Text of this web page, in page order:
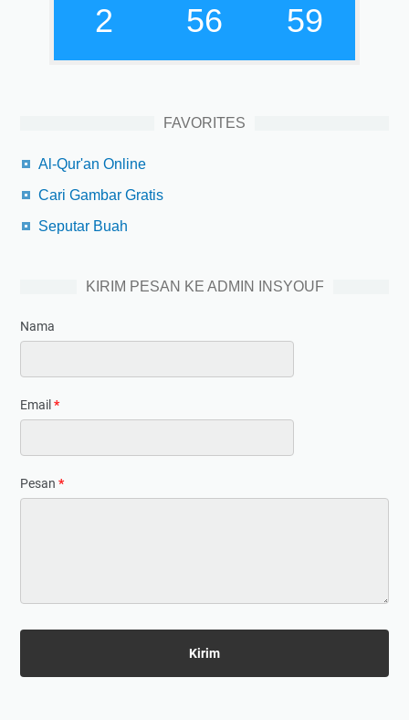
2 57 0
FAVORITES
Al-Qur'an Online
Cari Gambar Gratis
Seputar Buah
KIRIM PESAN KE ADMIN INSYOUF
Nama
Email *
Pesan *